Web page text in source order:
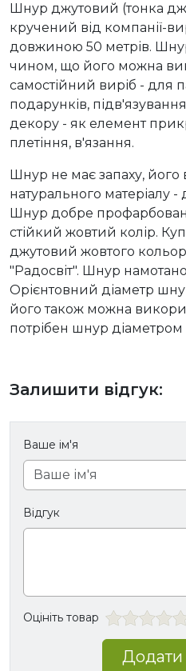
Шнур джутовий (тонка
кручений від компанії-
довжиною 50 метрів.
чином, що його можна
самостійний виріб - для
подарунків,
декору - як елемент
плетіння, в'язання.
Шнур не має запаху, його
натурального матеріалу -
Шнур добре
стійкий жовтий колір.
джутовий жовтого
"Радосвіт". Шнур
Орієнтовний діаметр
його також можна
потрібен шнур
Залишити відгук:
Ваше ім'я
Відгук
Оцініть товар
Додати